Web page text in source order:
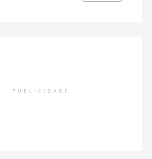
PUBLICIDADE